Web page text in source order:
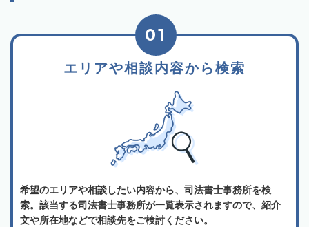
エリアや相談内容から検索
01
希望のエリアや相談したい内容から、司法書士事務所を検
索。該当する司法書士事務所が一覧表示されますので、紹介
文や所在地などで相談先をご検討ください。